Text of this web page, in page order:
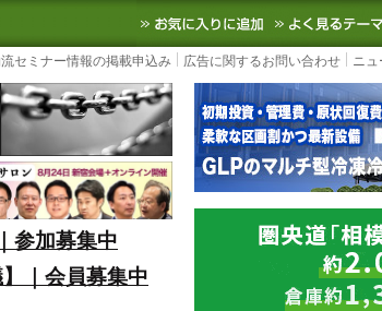
サイト
SCMなど国内外の最新の物流ニュースをお
お気に入りに
セミナー情報の掲載申込み 広告に関するお問い合わせ ニ
参加募集中
｜会員募集中